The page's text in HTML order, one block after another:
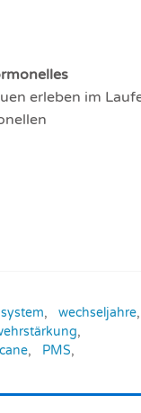
erleben im
, wechseljahre,
,
, PMS,